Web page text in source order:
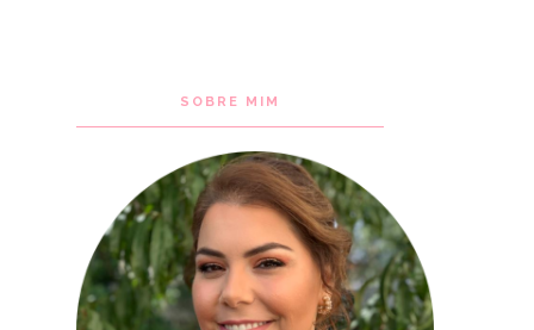
SOBRE MIM